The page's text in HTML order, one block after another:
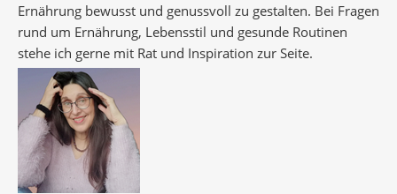
Ernährung bewusst und genussvoll zu gestalten. Bei Fragen
rund um Ernährung, Lebensstil und gesunde Routinen
stehe ich gerne mit Rat und Inspiration zur Seite.